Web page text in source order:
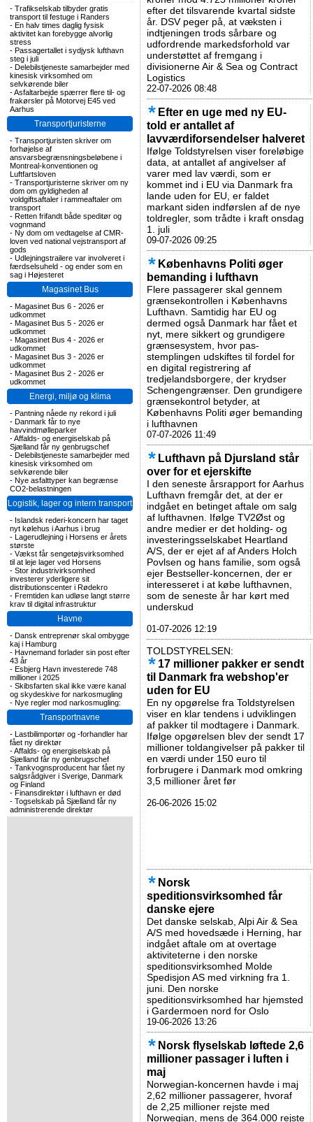
- Trafikselskab tilbyder gratis
transport til festuge i Randers
- En halv times daglig fysisk
aktivitet kan forebygge alvorlig
stress
- Passagertallet i sydjysk lufthavn
steg i juli
- Delebilstjeneste samarbejder med
kinesisk virksomhed om
selvkørende biler
-Asfaltarbejde spærrer flere til- og
frakørsler på Motorvej E45 ved
Aarhus
Transportjuristerne
- Transportjuristen skriver om
forhøjelse af
ansvarsbegrænsningsbeløbene i
Montreal-konventionen og
Luftfartsloven
- Transportjuristerne skriver om ny
dom om gyldigheden af
voldgiftsaftaler i rammeaftaler om
transport
- Retten frifandt både speditør og
vognmand
- Ny dom om vedtagelse af CMR-
loven ved national vejstransport af
gods
- Udlejningstrailere var involveret i
færdselsuheld - og ender som en
sag i Højesteret
Magasinet Bus
- Magasinet Bus 6 - 2026 er
udkommet
- Magasinet Bus 5 - 2026 er
udkommet
- Magasinet Bus 4 - 2026 er
udkommet
- Magasinet Bus 3 - 2026 er
udkommet
- Magasinet Bus 2 - 2026 er
udkommet
Energi, miljø og klima
- Pantning nåede ny rekord i juli
- Danmark får to nye
havvindmølleparker
-Affalds- og energiselskab på
Sjælland får ny genbrugschef
- Delebilstjeneste samarbejder med
kinesisk virksomhed om
selvkørende biler
- Nye asfalttyper kan begrænse
CO2-belastningen
Logistik, lager og intern transport
- Islandsk rederi-koncern har taget
nyt kølehus i Aarhus i brug
- Lagerudlejning i Horsens er årets
største
- Vækst får sengetøjsvirksomhed
til at leje lager ved Horsens
- Stor industrivirksomhed
investerer yderligere sit
distributionscenter i Rødekro
- Fremtiden kan udløse langt større
krav til digital infrastruktur
Havne
- Dansk entreprenør skal ombygge
kaj i Hamburg
- Havnemand forlader sin post efter
43 år
- Esbjerg Havn investerede 748
millioner i 2025
- Skibsfarten skal ikke være kanal
og skydeskive for narkosmugling
- Nye regler mod narkosmugling:
Transportnavne
- Lastbilimportør og -forhandler har
fået ny direktør
-Affalds- og energiselskab på
Sjælland får ny genbrugschef
- Tankvognsproducent har fået ny
salgsrådgiver i Sverige, Danmark
og Finland
- Finansdirektør i lufthavn er død
- Togselskab på Sjælland får ny
administrerende direktør
efter det tilsvarende kvartal sidste
år. DSV peger på, at væksten i
indtjeningen trods sårbare og
udfordrende markedsforhold var
understøttet af fremgang i
divisionerne Air & Sea og Contract
Logistics
22-07-2026 08:48
Efter en uge med ny EU-
told er antallet af
lavværdiforsendelser halveret
Ifølge Toldstyrelsen viser foreløbige
data, at antallet af angivelser af
varer med lav værdi, som er
kommet ind i EU via Danmark fra
lande uden for EU, er faldet
markant siden indførslen af de nye
toldregler, som trådte i kraft onsdag
1. juli
09-07-2026 09:25
Københavns Politi øger
bemanding i lufthavn
Flere passagerer skal gennem
grænsekontrollen i Københavns
Lufthavn. Samtidig har EU og
dermed også Danmark har fået et
nyt, mere sikkert og grundigere
grænsesystem, hvor pas-
stemplingen udskiftes til fordel for
en digital registrering af
tredjelandsborgere, der krydser
Schengengrænser. Den grundigere
grænsekontrol betyder, at
Københavns Politi øger bemanding
i lufthavnen
07-07-2026 11:49
Lufthavn på Djursland står
over for et ejerskifte
I den seneste årsrapport for Aarhus
Lufthavn fremgår det, at der er
indgået en betinget aftale om salg
af lufthavnen. Ifølge TV2Øst og
andre medier er det holding- og
investeringsselskabet Heartland
A/S, der er ejet af af Anders Holch
Povlsen og hans familie, som også
ejer Bestseller-koncernen, der er
interesseret i at købe lufthavnen,
som de seneste år har kørt med
underskud
01-07-2026 12:19
TOLDSTYRELSEN:
17 millioner pakker er sendt
til Danmark fra webshop'er
uden for EU
En ny opgørelse fra Toldstyrelsen
viser en klar tendens i udviklingen
af pakker til modtagere i Danmark.
Ifølge opgørelsen blev der sendt 17
millioner toldangivelser på pakker til
en værdi under 150 euro til
forbrugere i Danmark mod omkring
3,5 millioner året før
26-06-2026 15:02
Norsk
speditionsvirksomhed får
danske ejere
Det danske selskab, Alpi Air & Sea
A/S med hovedsæde i Herning, har
indgået aftale om at overtage
aktiviteterne i den norske
speditionsvirksomhed Molde
Spedisjon AS med virkning fra 1.
juni. Den norske
speditionsvirksomhed har hjemsted
i Gardermoen nord for Oslo
19-06-2026 13:26
Norsk flyselskab løftede 2,6
millioner passager i luften i
maj
Norwegian-koncernen havde i maj
2,62 millioner passagerer, hvoraf
de 2,25 millioner rejste med
Norwegian, mens de 364.000 rejste